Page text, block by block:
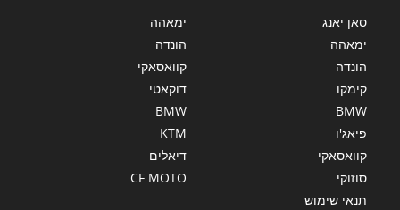
סאן יאנג
ימאהה
הונדה
קימקו
BMW
פיאג'ו
קוואסאקי
סוזוקי
תנאי שימוש
ימאהה
הונדה
קוואסאקי
דוקאטי
BMW
KTM
דיאלים
CF MOTO